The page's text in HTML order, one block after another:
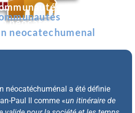
neocatechumenal
neocatechumenal
néocatéchuménal a été définie
Paul II comme «un itinéraire de